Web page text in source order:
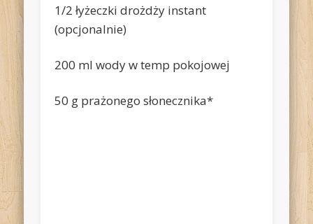
1/2 łyżeczki drożdży instant
(opcjonalnie)
200 ml wody w temp pokojowej
50 g prażonego słonecznika*